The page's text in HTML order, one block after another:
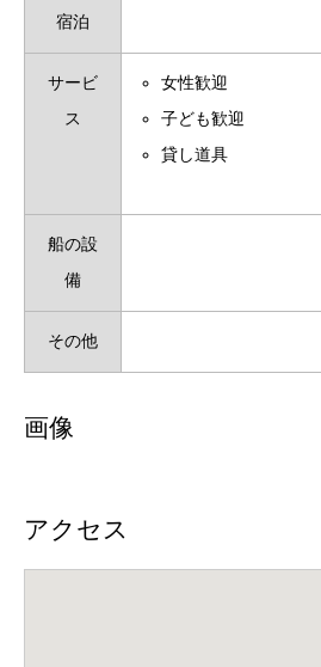
宿泊
サービ
ス
女性歓迎
子ども歓迎
貸し道具
船の設
備
その他
画像
アクセス